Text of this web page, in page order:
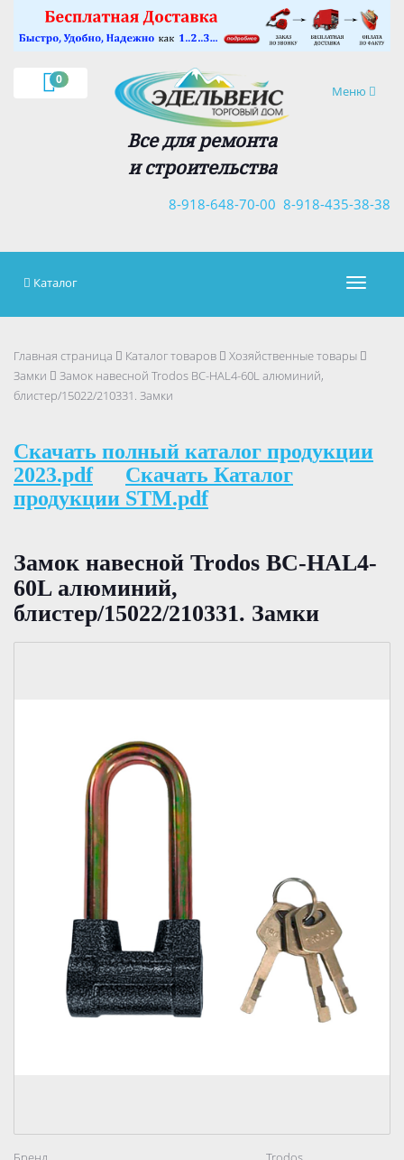
0
Навигация
Меню
Все для ремонта
и строительства
8-918-435-38-38
8-918-648-70-00
×
Каталог
Главная страница Каталог товаров
Хозяйственные товары
Замки
Замок навесной Trodos BC-HAL4-60L алюминий,
блистер/15022/210331. Замки
Скачать полный каталог продукции
2023.pdf
Скачать Каталог
продукции STM.pdf
Замок навесной Trodos BC-HAL4-
60L алюминий,
блистер/15022/210331. Замки